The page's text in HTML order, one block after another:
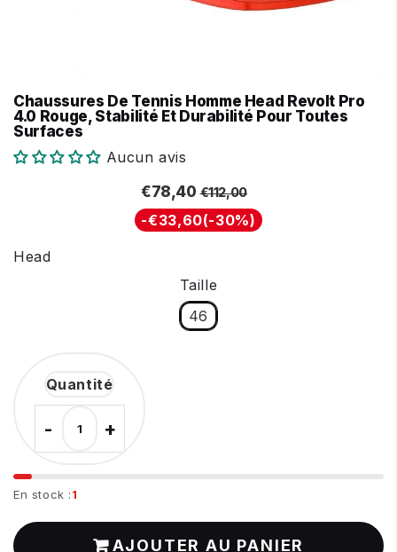
Chaussures De Tennis Homme Head Revolt Pro
4.0 Rouge, Stabilité Et Durabilité Pour Toutes
Surfaces
Aucun avis
€78,40 €112,00Prix
régulier
€112,00
Prix
réduit
€78,40
Unit
price
-€33,60(-30%)
Head
Taille
46
Quantité
- +
En stock :1
AJOUTER AU PANIER